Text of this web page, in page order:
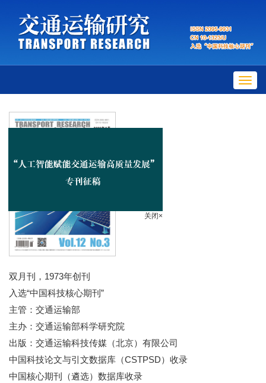
双月刊，1973年创刊
入选“中国科技核心期刊”
主管：交通运输部
主办：交通运输部科学研究院
出版：交通运输科技传媒（北京）有限公司
中国科技论文与引文数据库（CSTPSD）收录
中国核心期刊（遴选）数据库收录